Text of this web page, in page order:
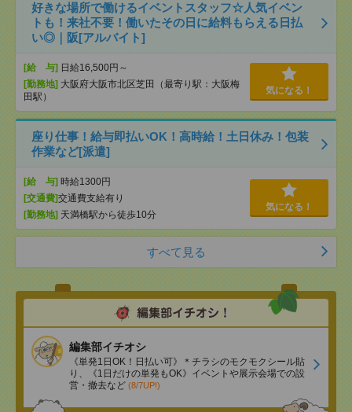
好きな場所で働けるイベントスタッフ☆人気イベン
トも！来社不要！働いたその日に給料もらえる日払
い◎｜阪[アルバイト]
[給 与] 日給16,500円～
[勤務地] 大阪府大阪市北区芝田（最寄り駅：大阪梅
田駅）
気になる！
座り仕事！給与即払いOK！高時給！土日休み！包装
作業など[派遣]
[給 与] 時給1300円
[交通費]交通費支給有り
[勤務地] 天満橋駅から徒歩10分
気になる！
すべて見る
編集部イチオシ
《単発1日OK！日払い可》＊チラシのモクモクシール貼
り、《1日だけの単発もOK》イベントや展示会場での設
営・撤去など (8/7UP!)